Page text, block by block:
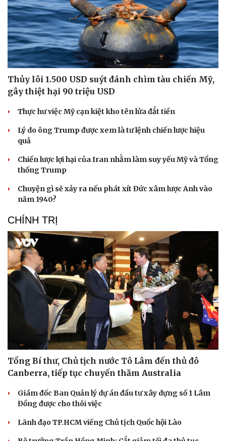
Thủy lôi 1.500 USD suýt đánh chìm tàu chiến Mỹ,
gây thiệt hại 90 triệu USD
Thực hư việc Mỹ cạn kiệt kho tên lửa đắt tiền
Lý do ông Trump được xem là tư lệnh chiến lược hiệu
quả
Chiến lược lợi hại của Iran nhằm làm suy yếu Mỹ và Tổng
thống Trump
Chuyện gì sẽ xảy ra nếu phát xít Đức xâm lược Anh vào
năm 1940?
CHÍNH TRỊ
Tổng Bí thư, Chủ tịch nước Tô Lâm đến thủ đô
Canberra, tiếp tục chuyến thăm Australia
Giám đốc Ban Quản lý dự án đầu tư xây dựng số 1 Lâm
Đồng được cho thôi việc
Lãnh đạo TP.HCM viếng Chủ tịch Quốc hội Lào